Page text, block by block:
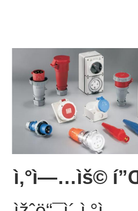
ì‚°ì—…ìš©